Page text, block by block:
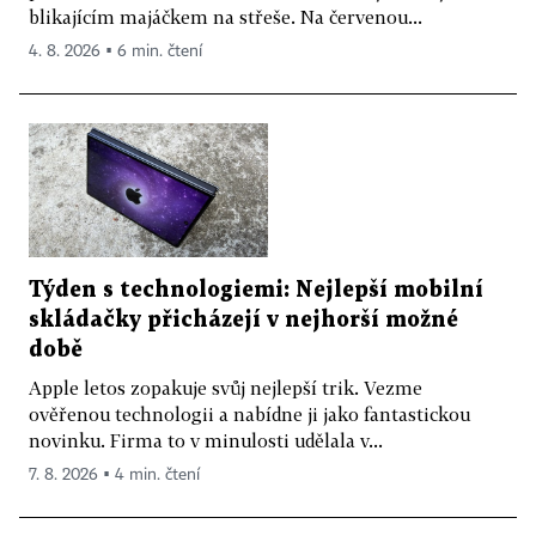
blikajícím majáčkem na střeše. Na červenou...
4. 8. 2026 ▪ 6 min. čtení
Týden s technologiemi: Nejlepší mobilní
skládačky přicházejí v nejhorší možné
době
Apple letos zopakuje svůj nejlepší trik. Vezme
ověřenou technologii a nabídne ji jako fantastickou
novinku. Firma to v minulosti udělala v...
7. 8. 2026 ▪ 4 min. čtení